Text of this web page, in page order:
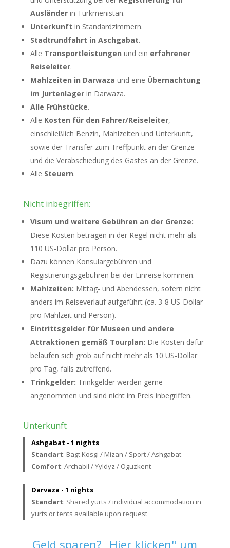
Ausländerin Turkmenistan.
Unterkunft in Standardzimmern.
Stadtrundfahrt in Aschgabat.
Alle Transportleistungen und ein erfahrener
Reiseleiter.
Mahlzeiten in Darwaza und eine Übernachtung
im Jurtenlagerin Darwaza.
Alle Frühstücke.
Alle Kosten für den Fahrer/Reiseleiter,
einschließlich Benzin, Mahlzeiten und Unterkunft,
sowie der Transfer zum Treffpunkt an der Grenze
und die Verabschiedung des Gastes an der Grenze.
Alle Steuern.
Nicht inbegriffen:
Visum und weitere Gebühren an der Grenze:
Diese Kosten betragen in der Regel nicht mehr als
110 US-Dollar pro Person.
Dazu können Konsulargebühren und
Registrierungsgebühren bei der Einreise kommen.
Mahlzeiten: Mittag- und Abendessen, sofern nicht
anders im Reiseverlauf aufgeführt (ca. 3-8 US-Dollar
pro Mahlzeit und Person).
Eintrittsgelder für Museen und andere
Attraktionen gemäß Tourplan: Die Kosten dafür
belaufen sich grob auf nicht mehr als 10 US-Dollar
pro Tag, falls zutreffend.
Trinkgelder: Trinkgelder werden gerne
angenommen und sind nicht im Preis inbegriffen.
Unterkunft
Ashgabat - 1 nights
Standart: Bagt Kosgi / Mizan / Sport / Ashgabat
Comfort: Archabil / Yyldyz / Oguzkent
Darvaza - 1 nights
Standart: Shared yurts / individual accommodation in
yurts or tents available upon request
Geld sparen? „Hier klicken" um